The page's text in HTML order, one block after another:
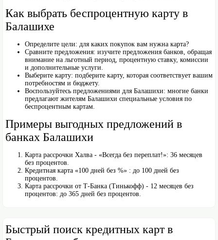
Как выбрать беспроцентную карту в
Балашихе
Определите цели: для каких покупок вам нужна карта?
Сравните предложения: изучите предложения банков, обращая
внимание на льготный период, процентную ставку, комиссии
и дополнительные услуги.
Выберите карту: подберите карту, которая соответствует вашим
потребностям и бюджету.
Воспользуйтесь предложениями для Балашихи: многие банки
предлагают жителям Балашихи специальные условия по
беспроцентным картам.
Примеры выгодных предложений в
банках Балашихи
Карта рассрочки Халва - «Всегда без переплат!»: 36 месяцев
без процентов.
Кредитная карта «100 дней без %» : до 100 дней без
процентов.
Карта рассрочки от Т-Банка (Тинькофф) - 12 месяцев без
процентов: до 365 дней без процентов.
Быстрый поиск кредитных карт в